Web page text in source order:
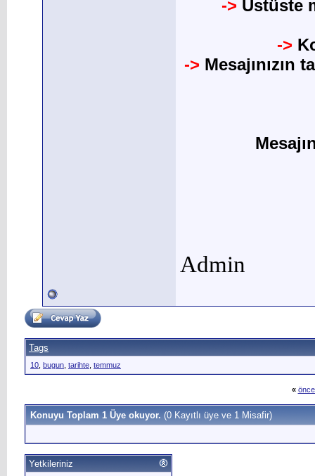
-> Üstüste
->
-> Mesajınızın
Admin
Tags
10 bugun tarihte temmuz
«
Konuyu Toplam 1 Üye okuyor. (0 Kayıtlı üye ve 1 Misafir)
Yetkileriniz